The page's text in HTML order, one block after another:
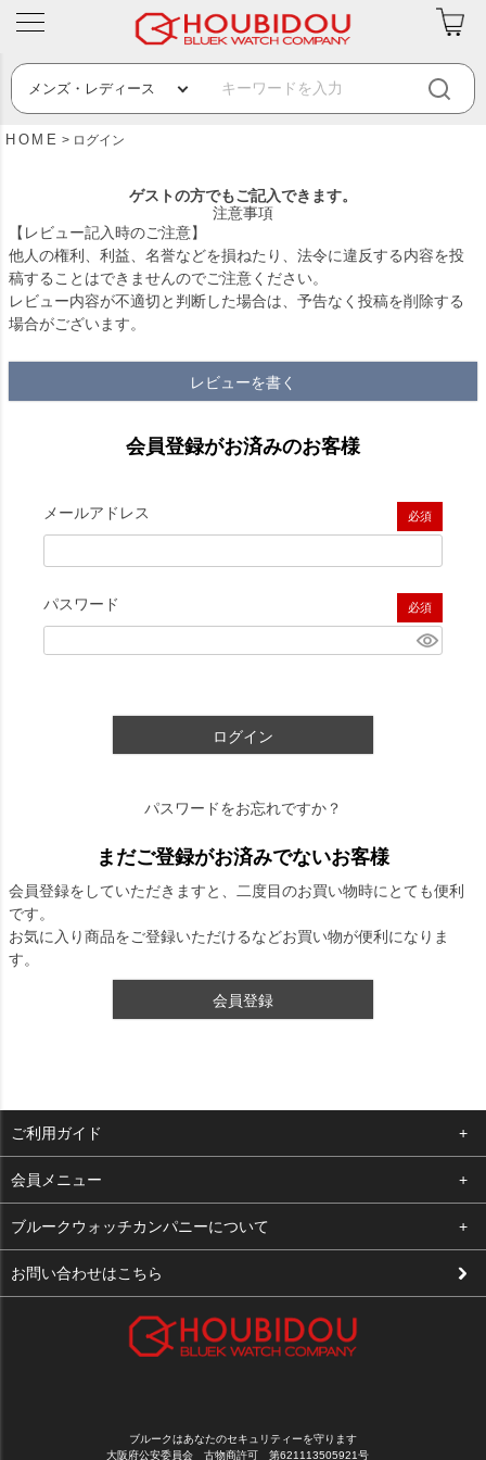
HOME ログイン
ゲストの方でもご記入できます。
注意事項
【レビュー記入時のご注意】
他人の権利、利益、名誉などを損ねたり、法令に違反する内容を投
稿することはできませんのでご注意ください。
レビュー内容が不適切と判断した場合は、予告なく投稿を削除する
場合がございます。
レビューを書く
会員登録がお済みのお客様
メールアドレス
(必須)
パスワード
(必須)
ログイン
パスワードをお忘れですか？
まだご登録がお済みでないお客様
会員登録をしていただきますと、二度目のお買い物時にとても便利
です。
お気に入り商品をご登録いただけるなどお買い物が便利になりま
す。
会員登録
ご利用ガイド
よくある質問
支払い・送料
修理依頼
会員メニュー
ログイン
お気に入り
ブルークウォッチカンパニーについて
会社概要
お問い合わせはこちら
ブルークはあなたのセキュリティーを守ります
大阪府公安委員会 古物商許可 第621113505921号